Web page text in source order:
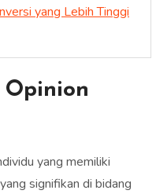
yang Lebih Tinggi
yang memiliki
signifikan di bidang